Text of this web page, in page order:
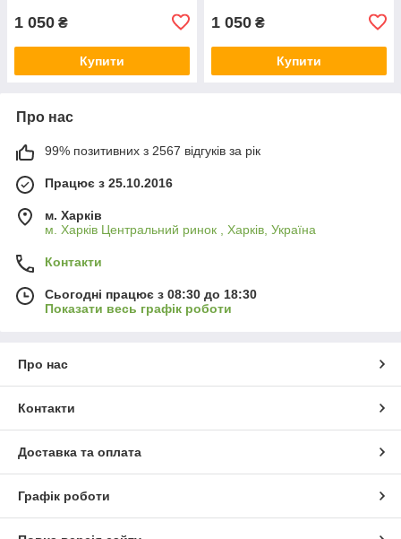
1 050 ₴
Купити
1 050 ₴
Купити
Про нас
99% позитивних з 2567 відгуків за рік
Працює з 25.10.2016
м. Харків
м. Харків Центральний ринок , Харків, Україна
Контакти
Сьогодні працює з 08:30 до 18:30
Показати весь графік роботи
Про нас
Контакти
Доставка та оплата
Графік роботи